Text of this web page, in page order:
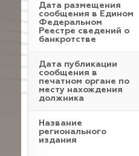
Дата размещения
сообщения в Едином
Федеральном
Реестре сведений о
банкротстве
Дата публикации
сообщения в
печатном органе по
месту нахождения
должника
Название
регионального
издания